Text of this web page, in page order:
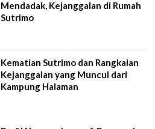
Mendadak, Kejanggalan di Rumah
Sutrimo
Kematian Sutrimo dan Rangkaian
Kejanggalan yang Muncul dari
Kampung Halaman